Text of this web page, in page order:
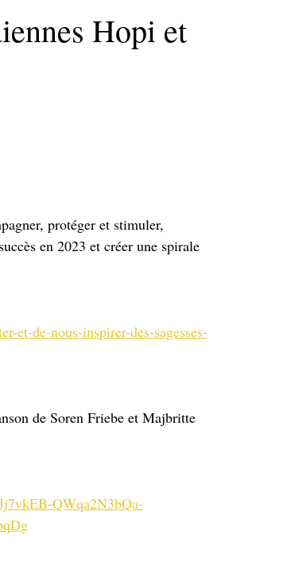
Hopi et
protéger et stimuler,
en 2023 et créer une spirale
et-de-nous-inspirer-des-sagesses-
de Soren Friebe et Majbritte
QWqa2N3bQa-